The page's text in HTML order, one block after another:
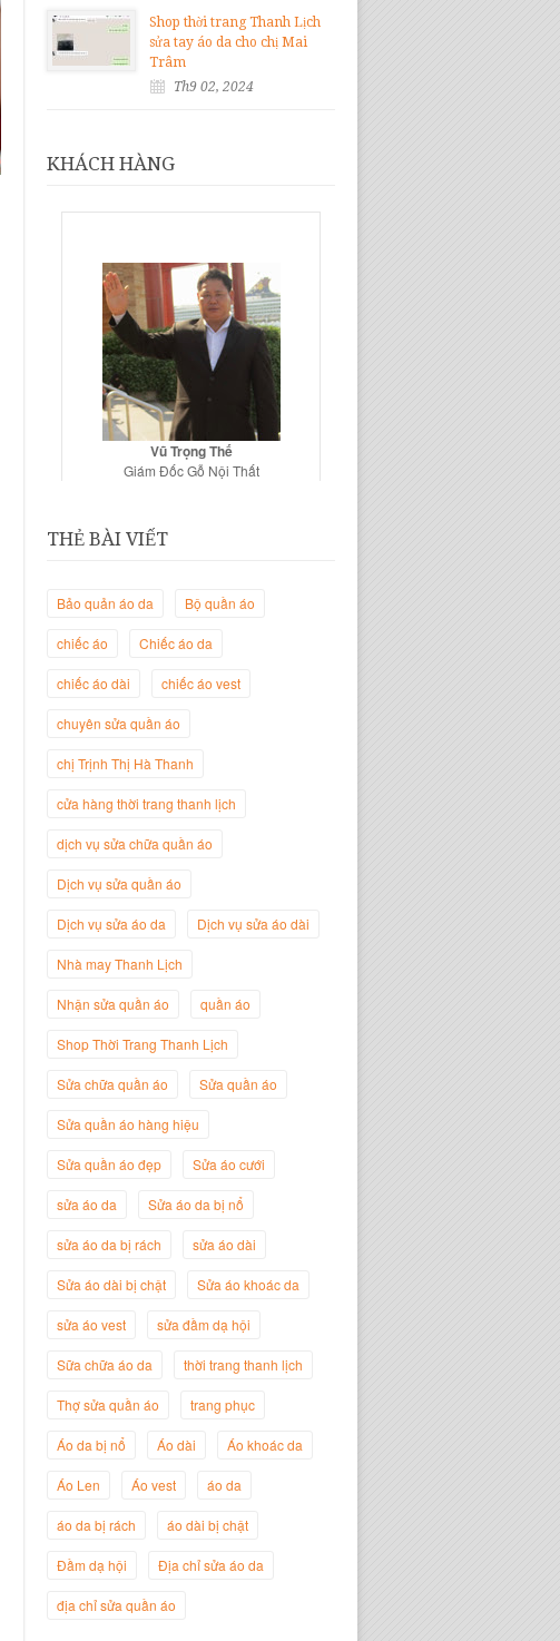
Shop thời trang Thanh Lịch
sửa tay áo da cho chị Mai
Trâm
Th9 02, 2024
KHÁCH HÀNG
Vũ Trọng Thế
Giám Đốc Gỗ Nội Thất
Giám Đốc Thương Hiệu Giày Thời
Nguyễn Minh Đức
Nguyễn
Giám Đốc Công ty Twist Potato
THẺ BÀI VIẾT
Bảo quản áo da Bộ quần áo
chiếc áo Chiếc áo da
chiếc áo dài chiếc áo vest
chuyên sửa quần áo
chị Trịnh Thị Hà Thanh
cửa hàng thời trang thanh lịch
dịch vụ sửa chữa quần áo
Dịch vụ sửa quần áo
Dịch vụ sửa áo da Dịch vụ sửa áo dài
Nhà may Thanh Lịch
Nhận sửa quần áo quần áo
Shop Thời Trang Thanh Lịch
Sửa chữa quần áo Sửa quần áo
Sửa quần áo hàng hiệu
Sửa quần áo đẹp Sửa áo cưới
sửa áo da Sửa áo da bị nổ
sửa áo da bị rách sửa áo dài
Sửa áo dài bị chật Sửa áo khoác da
sửa áo vest sửa đầm dạ hội
Sữa chữa áo da thời trang thanh lịch
Thợ sửa quần áo trang phục
Áo da bị nổ Áo dài Áo khoác da
Áo Len Áo vest áo da
áo da bị rách áo dài bị chật
Đầm dạ hội Địa chỉ sửa áo da
địa chỉ sửa quần áo